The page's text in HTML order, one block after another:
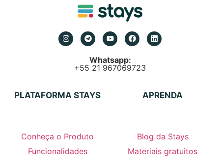
Whatsapp:
+55 21 967069723
PLATAFORMA STAYS
Conheça o Produto
Funcionalidades
APRENDA
Blog da Stays
Materiais gratuitos